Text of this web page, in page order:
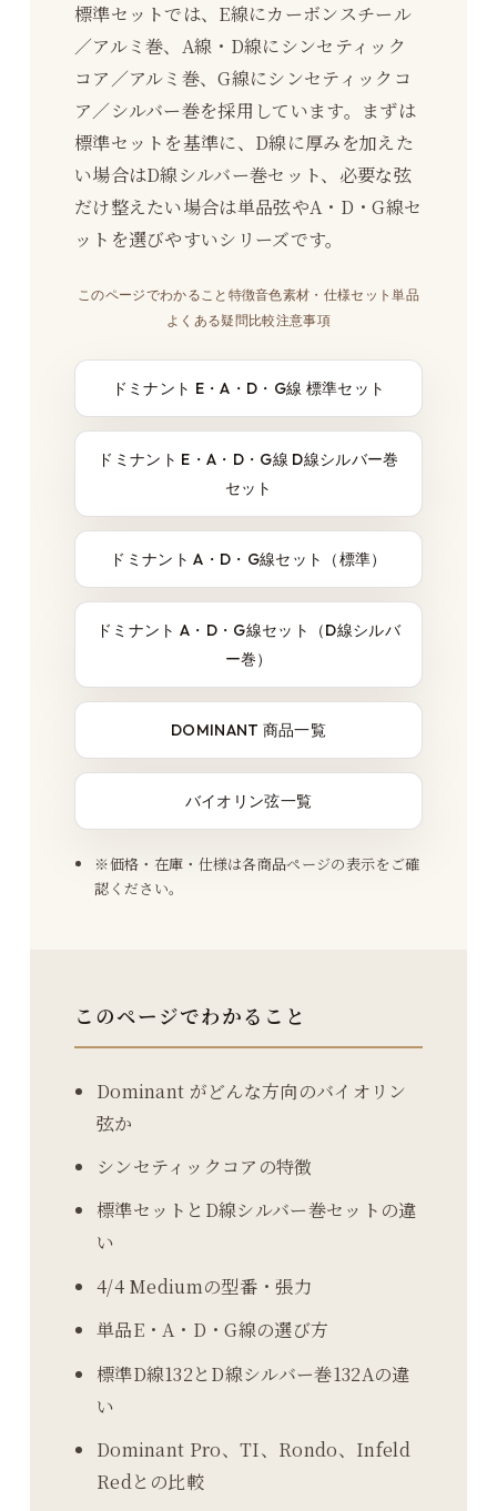
標準セットでは、E線にカーボンスチール
／アルミ巻、A線・D線にシンセティック
コア／アルミ巻、G線にシンセティックコ
ア／シルバー巻を採用しています。まずは
標準セットを基準に、D線に厚みを加えた
い場合はD線シルバー巻セット、必要な弦
だけ整えたい場合は単品弦やA・D・G線セ
ットを選びやすいシリーズです。
このページでわかること 特徴音色素材・仕様セット単品
よくある疑問比較注意事項
ドミナント E・A・D・G線 標準セット
ドミナント E・A・D・G線 D線シルバー巻
セット
ドミナント A・D・G線セット（標準）
ドミナント A・D・G線セット（D線シルバ
ー巻）
DOMINANT 商品一覧
バイオリン弦一覧
※価格・在庫・仕様は各商品ページの表示をご確
認ください。
このページでわかること
Dominant がどんな方向のバイオリン
弦か
シンセティックコアの特徴
標準セットとD線シルバー巻セットの違
い
4/4 Mediumの型番・張力
単品E・A・D・G線の選び方
標準D線132とD線シルバー巻132Aの違
い
Dominant Pro、TI、Rondo、Infeld
Redとの比較